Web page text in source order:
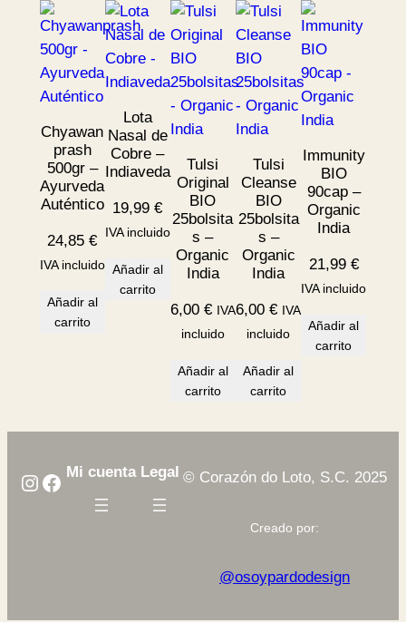
a
d
Chyawan
prash
500gr –
Ayurveda
Auténtico
24,85€
IVA incluido
Añadir al
carrito
Lota
Nasal de
Cobre –
Indiaveda
19,99€
IVA incluido
Añadir al
carrito
Tulsi
Original
BIO
25bolsita
s –
Organic
India
6,00 € IVA
incluido
Añadir al
carrito
Tulsi
Cleanse
BIO
25bolsita
s –
Organic
India
6,00€ IVA
incluido
Añadir al
carrito
Immunity
BIO
90cap –
Organic
India
21,99 €
IVA incluido
Añadir al
carrito
Instagram
Facebook
Mi cuenta Legal © Corazón do Loto, S.C. 2025
Creado por:
@osoypardodesign